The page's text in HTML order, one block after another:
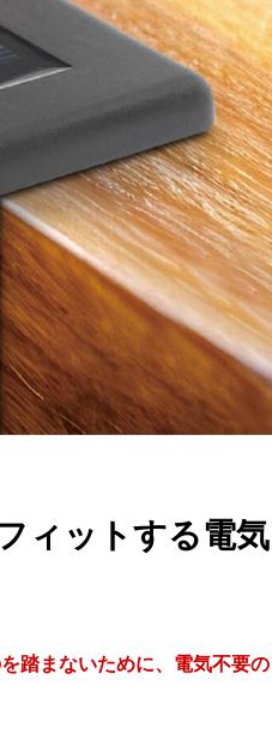
ィットする電
踏まないために、電気不要の